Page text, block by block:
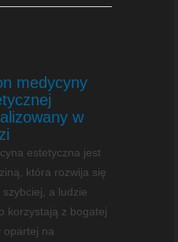
medycyny
w
estetyczna jest
która rozwija się
szybciej, a ludzie
korzystają z bogatej
opartej na